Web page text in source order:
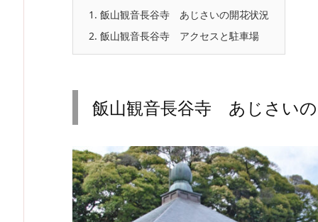
1. 飯山観音長谷寺 あじさいの開花状況
2. 飯山観音長谷寺 アクセスと駐車場
飯山観音長谷寺 あじさい